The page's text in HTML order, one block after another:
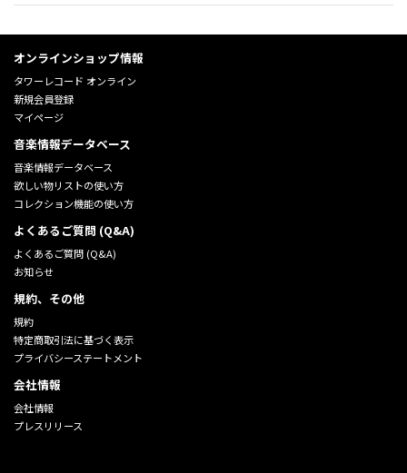
オンラインショップ情報
タワーレコード オンライン
新規会員登録
マイページ
音楽情報データベース
音楽情報データベース
欲しい物リストの使い方
コレクション機能の使い方
よくあるご質問 (Q&A)
よくあるご質問 (Q&A)
お知らせ
規約、その他
規約
特定商取引法に基づく表示
プライバシーステートメント
会社情報
会社情報
プレスリリース